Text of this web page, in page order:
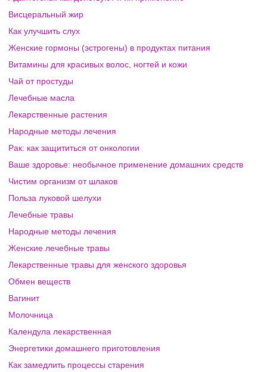
Висцеральный жир
Как улучшить слух
Женские гормоны (эстрогены) в продуктах питания
Витамины для красивых волос, ногтей и кожи
Чай от простуды
Лечебные масла
Лекарственные растения
Народные методы лечения
Рак: как защититься от онкологии
Ваше здоровье: необычное применение домашних средств
Чистим организм от шлаков
Польза луковой шелухи
Лечебные травы
Народные методы лечения
Женские лечебные травы
Лекарственные травы для женского здоровья
Обмен веществ
Вагинит
Молочница
Календула лекарственная
Энергетики домашнего приготовления
Как замедлить процессы старения